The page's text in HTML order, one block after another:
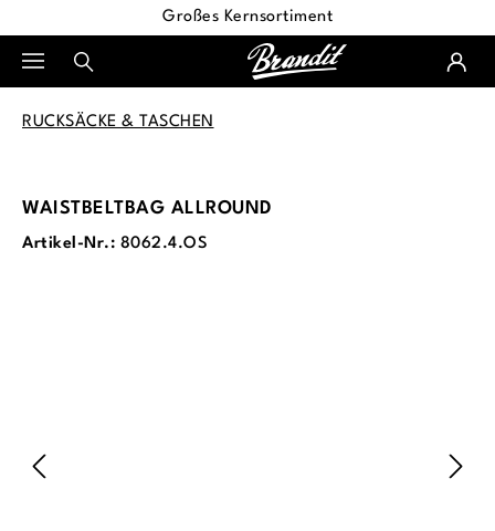
Großes Kernsortiment
RUCKSÄCKE & TASCHEN
WAISTBELTBAG ALLROUND
Artikel-Nr.: 8062.4.OS